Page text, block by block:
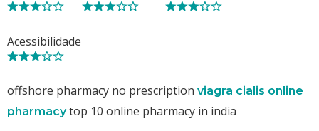
Acessibilidade
offshore pharmacy no prescription viagra cialis online
pharmacytop 10 online pharmacy in india